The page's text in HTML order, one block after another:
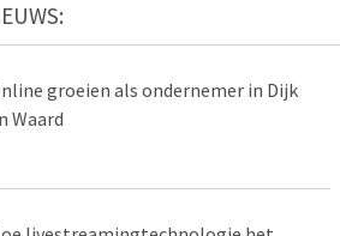
groeien als ondernemer in Dijk
Waard